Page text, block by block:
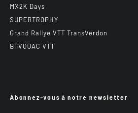
MX2K Days
SUPERTROPHY
Grand Rallye VTT TransVerdon
BiiVOUAC VTT
Abonnez-vous à notre newsletter